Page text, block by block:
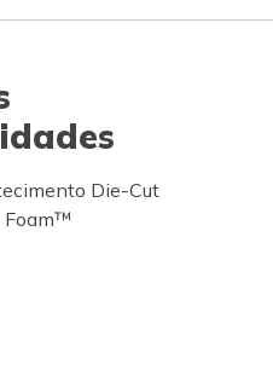
Die-Cut
Foam™